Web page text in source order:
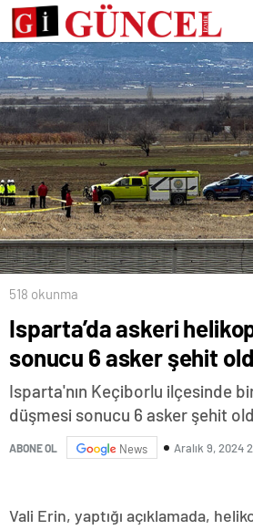
518 okunma
Isparta’da askeri
sonucu 6 asker şehit
Isparta'nın Keçiborlu ilçesinde
düşmesi sonucu 6 asker şehit
ABONE OL News Aralık 9, 2024
Vali Erin, yaptığı açıklamada,